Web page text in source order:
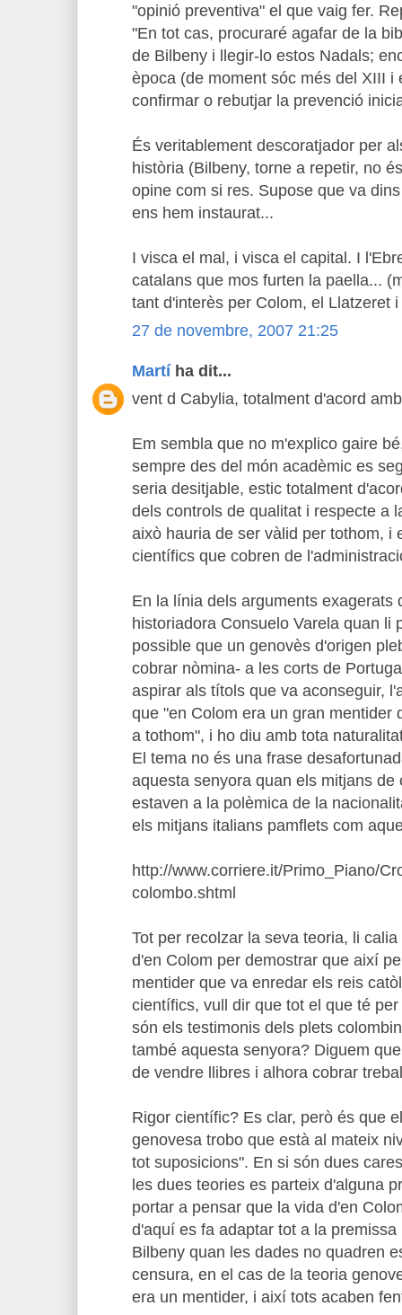
"opinió preventiva" el que vaig fer.
"En tot cas, procuraré agafar de la
de Bilbeny i llegir-lo estos Nadals;
època (de moment sóc més del XIII i
confirmar o rebutjar la prevenció
És veritablement descoratjador per
història (Bilbeny, torne a repetir, no
opine com si res. Supose que va
ens hem instaurat...
I visca el mal, i visca el capital. I
catalans que mos furten la paella...
tant d'interès per Colom, el Llatzeret
27 de novembre, 2007 21:25
Martíha dit...
vent d Cabylia, totalment d'acord
Em sembla que no m'explico gaire
sempre des del món acadèmic es
seria desitjable, estic totalment
dels controls de qualitat i respecte a
això hauria de ser vàlid per tothom, i
científics que cobren de
En la línia dels arguments exagerats
historiadora Consuelo Varela quan li
possible que un genovès d'origen
cobrar nòmina- a les corts de
aspirar als títols que va aconseguir,
que "en Colom era un gran mentider
a tothom", i ho diu amb tota
El tema no és una frase
aquesta senyora quan els mitjans de
estaven a la polèmica de la
els mitjans italians pamflets com
http://www.corriere.it/Primo_Piano/
colombo.shtml
Tot per recolzar la seva teoria, li
d'en Colom per demostrar que així
mentider que va enredar els reis
científics, vull dir que tot el que té
són els testimonis dels plets
també aquesta senyora? Diguem
de vendre llibres i alhora cobrar
Rigor científic? Es clar, però és que
genovesa trobo que està al mateix
tot suposicions". En si són dues
les dues teories es parteix d'alguna
portar a pensar que la vida d'en
d'aquí es fa adaptar tot a la
Bilbeny quan les dades no quadren
censura, en el cas de la teoria
era un mentider, i així tots acaben